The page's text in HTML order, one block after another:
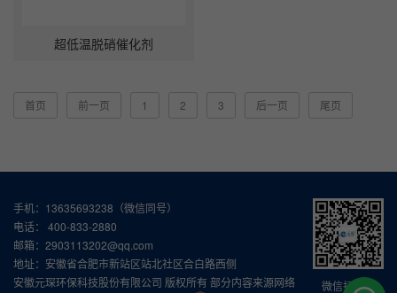
超低温脱硝催化剂
首页 前一页 1 2 3 后一页 尾页
微信扫一扫
手机：13635693238（微信同号）
电话： 400-833-2880
邮箱：2903113202@qq.com
地址：安徽省合肥市新站区站北社区合白路西侧
安徽元琛环保科技股份有限公司 版权所有 部分内容来源网络